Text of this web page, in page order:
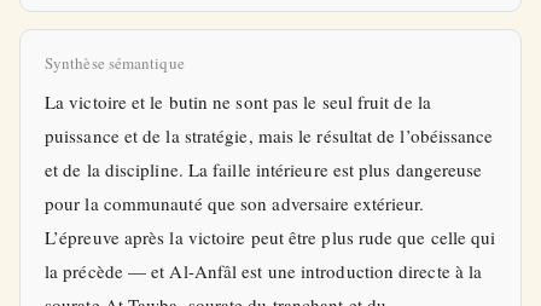
Synthèse sémantique
La victoire et le butin ne sont pas le seul fruit de la
puissance et de la stratégie, mais le résultat de l’obéissance
et de la discipline. La faille intérieure est plus dangereuse
pour la communauté que son adversaire extérieur.
L’épreuve après la victoire peut être plus rude que celle qui
la précède — et Al-Anfâl est une introduction directe à la